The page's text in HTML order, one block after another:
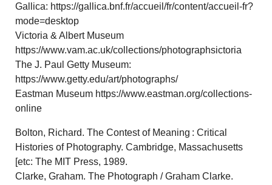
Gallica: https://gallica.bnf.fr/accueil/fr/content/accueil-fr?
mode=desktop
Victoria & Albert Museum
https://www.vam.ac.uk/collections/photographsictoria
The J. Paul Getty Museum:
https://www.getty.edu/art/photographs/
Eastman Museum https://www.eastman.org/collections-
online
Bolton, Richard. The Contest of Meaning : Critical
Histories of Photography. Cambridge, Massachusetts
[etc: The MIT Press, 1989.
Clarke, Graham. The Photograph / Graham Clarke.